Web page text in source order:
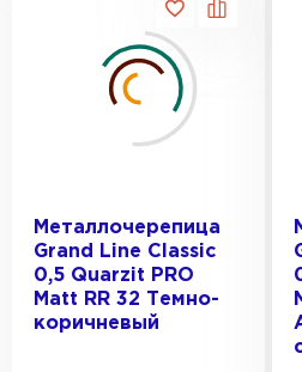
Металлочерепица
Grand Line Classic
0,5 Quarzit PRO
Matt RR 32 Темно-
коричневый